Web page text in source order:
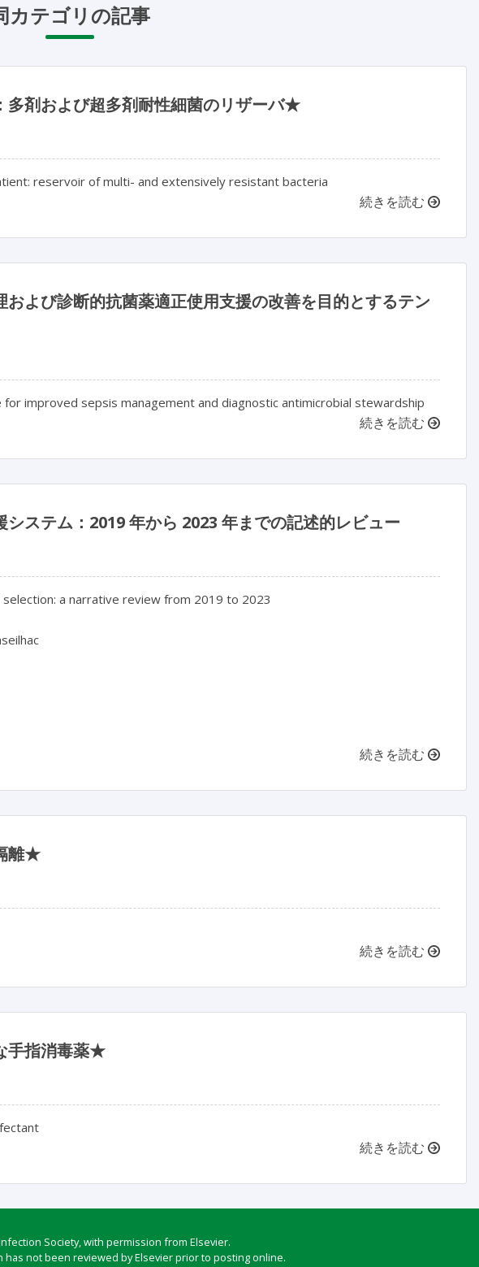
カテゴリの記事
多剤および超多剤耐性細菌のリザーバ★
reservoir of multi- and extensively resistant bacteria
続きを読む
よび診断的抗菌薬適正使用支援の改善を目的とするテン
improved sepsis management and diagnostic antimicrobial stewardship
続きを読む
ステム：2019 年から 2023 年までの記述的レビュー
a narrative review from 2019 to 2023
続きを読む
離★
続きを読む
手指消毒薬★
続きを読む
Society, with permission from Elsevier.
not been reviewed by Elsevier prior to posting online.